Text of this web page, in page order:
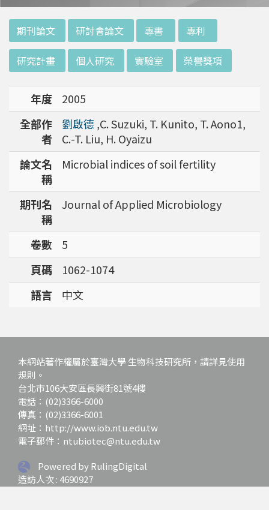
士班。其主要研究放射線及砷重金屬對細胞和 D
NA 的傷害及細胞表型的改變。就讀陽明大學博
士班時，選定研究長期暴露於低劑量輻射鋼筋下
對人體的影響，並比較其他國家高劑量暴露下的
不同影響。在美國國家衛生研究院從事博士後研
究時，開始了以微陣列技術探討致癌物質，如重
金屬以及輻射線等對腫瘤細胞的影響，同時有效
率分析以及整合生物晶片所產出之大數據。蔡老
師於1996年回到台灣大學任教後，繼續以生物
晶片搭配生物資訊等為工具，開發專一性生物指
標，應用於精準農業以及偵測癌細胞轉移或復發
等在精準醫療上的應用。同時，蔡老師運用次世
代定序瞭解台灣乳癌病患中基因體中的變異以及
演化，試圖瞭解癌症復發機制。同時透過次世代
定序解出台灣帝雉全基因體資訊。這樣的訊息是
只能從基因組分析而無法從生態調查得知，在在
強調瞭解台灣特有物種基因資訊的重要性。
期刊論文 研討會論文 專書 專利
研究計畫 個人研究 實驗室 榮譽獎項
年度
2005
全部作
者
劉啟德 ,C. Suzuki, T. Kunito, T. Aono1,
C.-T. Liu, H. Oyaizu
論文名
稱
Microbial indices of soil fertility
期刊名
稱
Journal of Applied Microbiology
卷數
5
頁碼
1062-1074
語言
中文
本網站著作權屬於臺灣大學 生物科技研究所，請詳見使用
規則。
台北市106大安區長興街81號4樓
電話：(02)3366-6000
傳真：(02)3366-6001
網址：http://www.iob.ntu.edu.tw
電子郵件：ntubiotec@ntu.edu.tw
Powered by RulingDigital
造訪人次 : 4690927